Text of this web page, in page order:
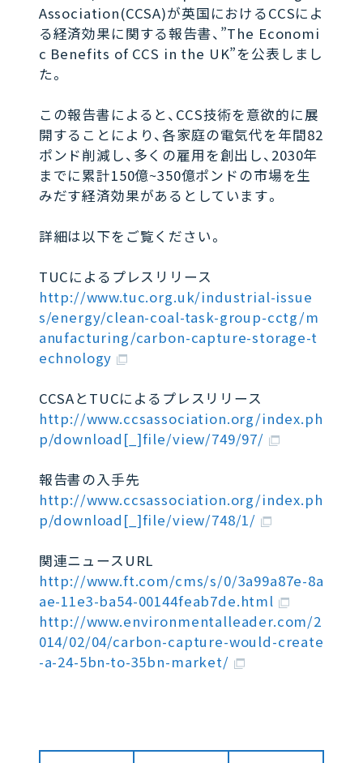
Association(CCSA)が英国におけるCCSによ
る経済効果に関する報告書、”The Economi
c Benefits of CCS in the UK”を公表しまし
た。
この報告書によると、CCS技術を意欲的に展
開することにより、各家庭の電気代を年間82
ポンド削減し、多くの雇用を創出し、2030年
までに累計150億~350億ポンドの市場を生
みだす経済効果があるとしています。
詳細は以下をご覧ください。
TUCによるプレスリリース
http://www.tuc.org.uk/industrial-issue
s/energy/clean-coal-task-group-cctg/m
anufacturing/carbon-capture-storage-t
echnology
CCSAとTUCによるプレスリリース
http://www.ccsassociation.org/index.ph
p/download[_]file/view/749/97/
報告書の入手先
http://www.ccsassociation.org/index.ph
p/download[_]file/view/748/1/
関連ニュースURL
http://www.ft.com/cms/s/0/3a99a87e-8a
ae-11e3-ba54-00144feab7de.html
http://www.environmentalleader.com/2
014/02/04/carbon-capture-would-create
-a-24-5bn-to-35bn-market/